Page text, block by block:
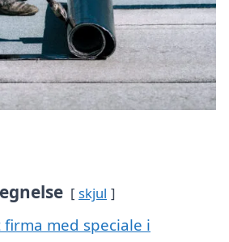
skjul
med speciale i